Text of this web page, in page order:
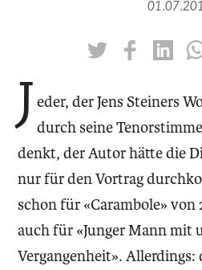
twittern liken
J eder, der Jens Steiners
durch seine
denkt, der Autor hätte die
nur für den Vortrag
schon für «Carambole» von
auch für «Junger Mann mit
Vergangenheit».